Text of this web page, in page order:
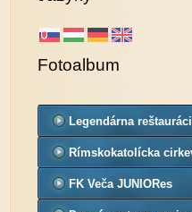
Fotoalbum
Legendárna
Corgoň
Rímskokatolícka
farnosť Veča
FK Veča JUNIORes